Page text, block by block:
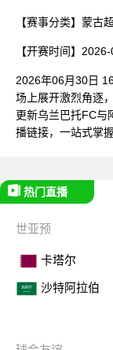
【赛事分类】 蒙古超
【开赛时间】
2026年06月30日
场上展开激烈角逐
更新乌兰巴托FC与
播链接，一站式掌
热门直播
世亚预
卡塔尔
沙特阿拉伯